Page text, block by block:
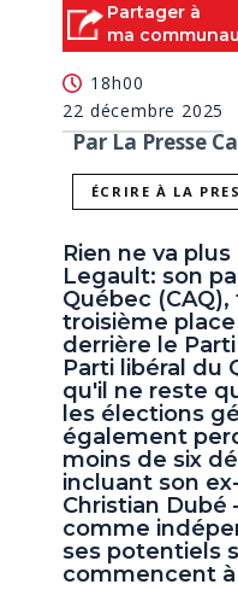
Partager à
ma
18h00
22 décembre 2025
Par La Presse
ÉCRIRE À LA
Rien ne va
Legault: son
Québec
troisième
derrière le
Parti libéral du
qu'il ne reste
les élections
également
moins de six
incluant son
Christian
comme
ses potentiels
commencent